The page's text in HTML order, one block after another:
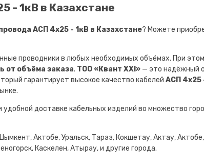
- 1кВ в Казахстане
АСП 4х25 - 1кВ в Казахстане? Можете
проводники в любых необходимых объёмах. При этом
от объёма заказа. ТОО «Квант XXI» — это надёжный
гарантирует высокое качество кабелей АСП 4х25
доставке кабельных изделий во множество
Актобе, Уральск, Тараз, Кокшетау, Актау,
Каскелен, Атырау, и другие города.